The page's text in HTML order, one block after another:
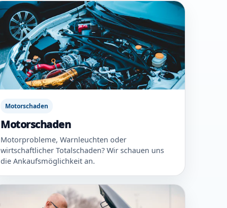
Motorschaden
Motorschaden
Motorprobleme, Warnleuchten oder
wirtschaftlicher Totalschaden? Wir schauen uns
die Ankaufsmöglichkeit an.